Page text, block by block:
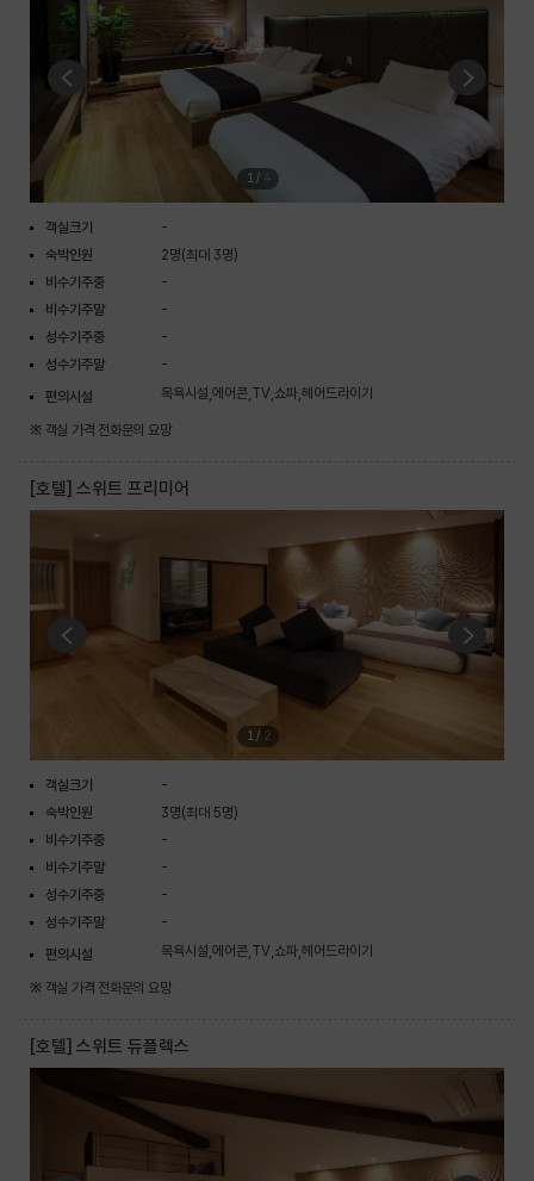
1/ 4
객실크기
-
숙박인원
2명(최대 3명)
비수기주중
-
비수기주말
-
성수기주중
-
성수기주말
-
편의시설
목욕시설,에어콘,TV,쇼파,헤어드라이기
※ 객실 가격 전화문의 요망
[호텔] 스위트 프리미어
1/ 2
객실크기
-
숙박인원
3명(최대 5명)
비수기주중
-
비수기주말
-
성수기주중
-
성수기주말
-
편의시설
목욕시설,에어콘,TV,쇼파,헤어드라이기
※ 객실 가격 전화문의 요망
[호텔] 스위트 듀플렉스